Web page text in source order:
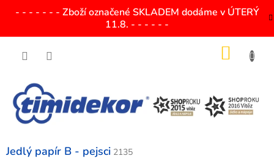
- - - - - - - Zboží označené SKLADEM dodáme v ÚTERÝ
11.8. - - - - - -
Jedlý papír B - pejsci 2135